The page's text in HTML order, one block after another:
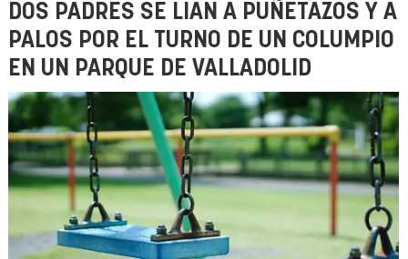
DOS PADRES SE LÍAN A PUÑETAZOS Y A
PALOS POR EL TURNO DE UN COLUMPIO
EN UN PARQUE DE VALLADOLID